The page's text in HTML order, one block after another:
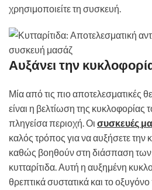
χρησιμοποιείτε τη συσκευή.
Αυξάνει την
Μία από τις πιο αποτελεσματικές
είναι η βελτίωση της κυκλοφορίας
πληγείσα περιοχή. Οι συσκευές
καλός τρόπος για να αυξήσετε την
καθώς βοηθούν στη διάσπαση
κυτταρίτιδα. Αυτή η αυξημένη
θρεπτικά συστατικά και το οξυγόνο